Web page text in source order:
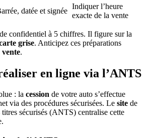
datée et signée
Indiquer l’heure
exacte de la vente
confidentiel à 5 chiffres. Il figure sur la
grise. Anticipez ces préparations
vente.
en ligne via l’ANTS
: la cession de votre auto s’effectue
via des procédures sécurisées. Le site de
sécurisés (ANTS) centralise cette